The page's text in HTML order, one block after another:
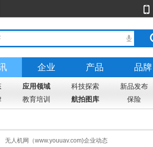
企业 产品 品牌
应用领域 科技探索 新品发布
教育培训 航拍图库 保险
无人机网（www.youuav.com)企业动态